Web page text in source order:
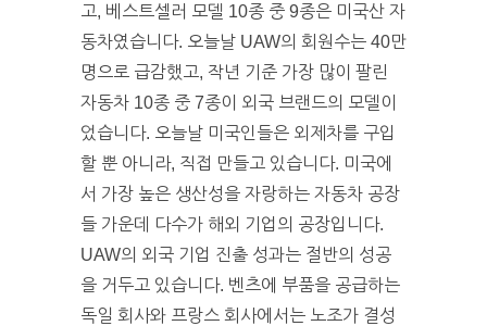
고, 베스트셀러 모델 10종 중 9종은 미국산 자
동차였습니다. 오늘날 UAW의 회원수는 40만
명으로 급감했고, 작년 기준 가장 많이 팔린
자동차 10종 중 7종이 외국 브랜드의 모델이
었습니다. 오늘날 미국인들은 외제차를 구입
할 뿐 아니라, 직접 만들고 있습니다. 미국에
서 가장 높은 생산성을 자랑하는 자동차 공장
들 가운데 다수가 해외 기업의 공장입니다.
UAW의 외국 기업 진출 성과는 절반의 성공
을 거두고 있습니다. 벤츠에 부품을 공급하는
독일 회사와 프랑스 회사에서는 노조가 결성